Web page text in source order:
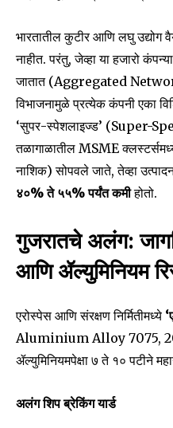
भारतातील कुटीर आणि लघु उद्योग
नाहीत. परंतु, जेव्हा या हजारो
जातात (Aggregated
विभाजनामुळे प्रत्येक कंपनी एका
‘सुपर-स्पेशलाइज्ड’ (Super-
तळागाळातील MSME
नाशिक) सोपवले जाते, तेव्हा
४०% ते ५५% पर्यंत कमीहोतो.
गुजरातचे अलंग:
आणि ॲल्युमिनियम
एरोस्पेस आणि संरक्षण निर्मितीमध्ये
Aluminium Alloy 7075,
ॲल्युमिनियमपेक्षा ७ ते १० पटीने
अलंग शिप ब्रेकिंग यार्ड